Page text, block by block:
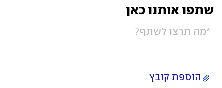
שתפו אותנו כאן
הוספת קובץ